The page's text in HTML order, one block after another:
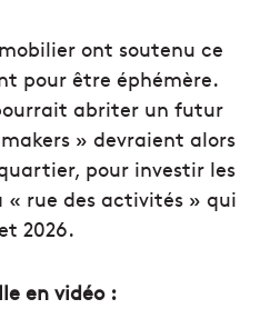
ont soutenu ce
pour être éphémère.
abriter un futur
» devraient alors
pour investir les
« rue des activités » qui
2026.
en vidéo :